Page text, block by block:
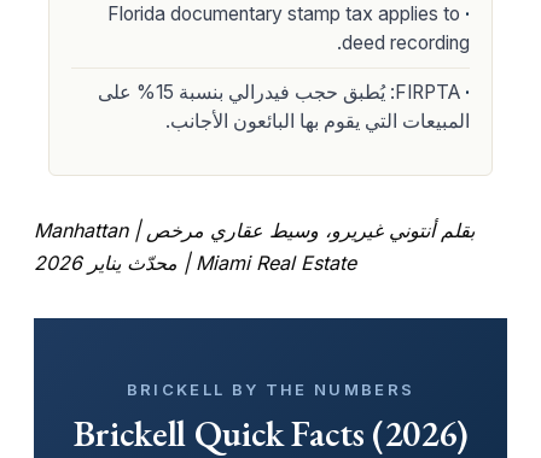
Florida documentary stamp tax applies to
deed recording.
FIRPTA: يُطبق حجب فيدرالي بنسبة 15% على
المبيعات التي يقوم بها البائعون الأجانب.
بقلم أنتوني غيريرو، وسيط عقاري مرخص | Manhattan
Miami Real Estate | محدّث يناير 2026
BRICKELL BY THE NUMBERS
Brickell Quick Facts (2026)